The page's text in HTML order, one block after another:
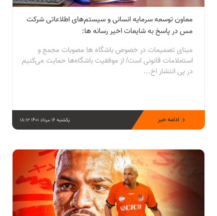
معاون توسعه سرمایه انسانی و سیستم‌های اطلاعاتی شرکت
مس در پاسخ به شایعات اخیر رسانه ها:
مبنای تصمیمات در خصوص باشگاه ها مصوبات مجمع و
استعلامات قانونی است/ از موفقیت باشگاه‌ها حمایت می‌کنیم
در پی انتشار اخ...
یکشنبه 16 مرداد 1401 18:12 ادامه خبر